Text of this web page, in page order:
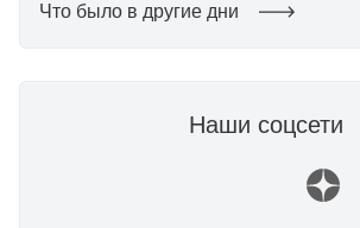
Что было в другие дни
Наши соцсети